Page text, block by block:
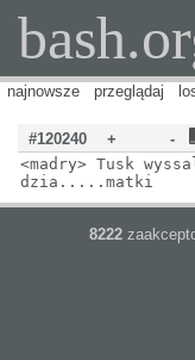
najnowsze przeglądaj
#120240 + -
<madry> Tusk
dzia.....matki
8222